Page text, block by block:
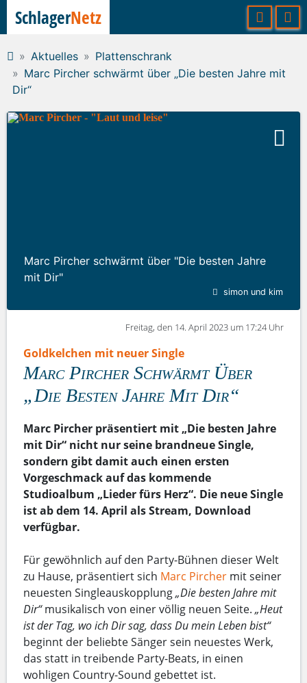
Aktuelles
Plattenschrank
Marc Pircher schwärmt über „Die besten Jahre mit
Dir“
Marc Pircher schwärmt über "Die besten Jahre
mit Dir"
simon und kim
Freitag, den 14. April 2023 um 17:24 Uhr
Goldkelchen mit neuer Single
Marc Pircher Schwärmt Über
„Die Besten Jahre Mit Dir“
Marc Pircher präsentiert mit „Die besten Jahre
mit Dir“ nicht nur seine brandneue Single,
sondern gibt damit auch einen ersten
Vorgeschmack auf das kommende
Studioalbum „Lieder fürs Herz“. Die neue Single
ist ab dem 14. April als Stream, Download
verfügbar.
Für gewöhnlich auf den Party-Bühnen dieser Welt
zu Hause, präsentiert sich Marc Pircher mit seiner
neuesten Singleauskopplung„Die besten Jahre mit
Dir“musikalisch von einer völlig neuen Seite. „Heut
ist der Tag, wo ich Dir sag, dass Du mein Leben bist“
beginnt der beliebte Sänger sein neuestes Werk,
das statt in treibende Party-Beats, in einen
wohligen Country-Sound gebettet ist.
SchlagerNetz